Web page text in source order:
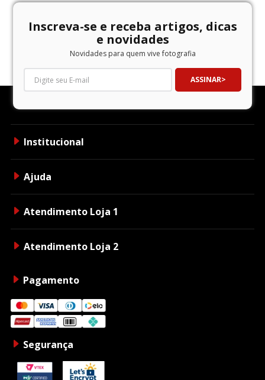
Inscreva-se e receba artigos, dicas
e novidades
Novidades para quem vive fotografia
ASSINAR
Institucional
Ajuda
Atendimento Loja 1
Atendimento Loja 2
Pagamento
Segurança